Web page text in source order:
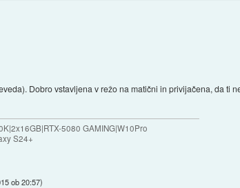
Dobro vstavljena v režo na matični in privijačena, da ti
5080 GAMING|W10Pro
S24+
ob 20:57)